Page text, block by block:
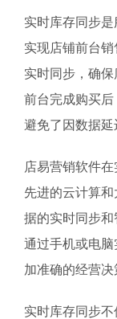
实时库存同步
实现店铺前台
实时同步，确
前台完成购买后
避免了因数据延
店易营销软件
先进的云计算
据的实时同步
通过手机或电
加准确的经营决
实时库存同步